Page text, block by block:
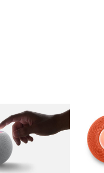
图库 图像